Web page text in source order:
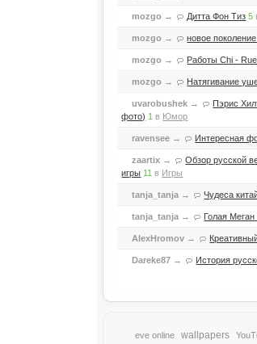
mozgo → Дитта Фон Тиз 5
mozgo → новое
mozgo → Работы Chi -
mozgo → Натягивание
uvarobushek →
Пэрис
фото) 1 в Юмор
ravensee → Интересная
zaartix →
Обзор русской
игры 11 в Игры
tanja_tanja → Чудеса
tanja_tanja → Голая Меган
AlexHromov →
Dareke87 → История
eve online wallpapers